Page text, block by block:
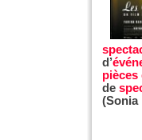
d’
pièces
de
(Sonia